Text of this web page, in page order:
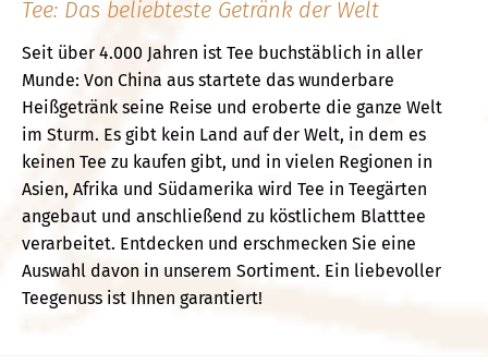
Tee: Das beliebteste Getränk der Welt
Seit über 4.000 Jahren ist Tee buchstäblich in aller
Munde: Von China aus startete das wunderbare
Heißgetränk seine Reise und eroberte die ganze Welt
im Sturm. Es gibt kein Land auf der Welt, in dem es
keinen Tee zu kaufen gibt, und in vielen Regionen in
Asien, Afrika und Südamerika wird Tee in Teegärten
angebaut und anschließend zu köstlichem Blatttee
verarbeitet. Entdecken und erschmecken Sie eine
Auswahl davon in unserem Sortiment. Ein liebevoller
Teegenuss ist Ihnen garantiert!